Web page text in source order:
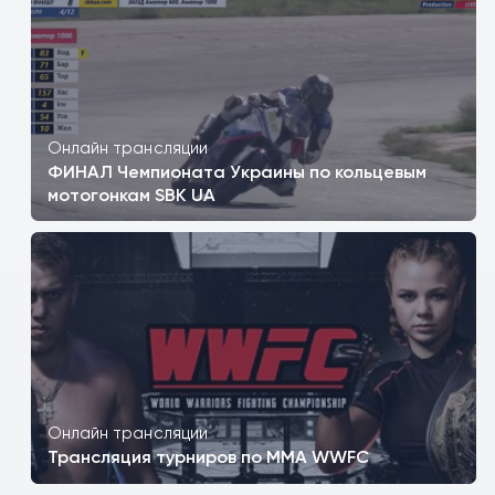
Онлайн трансляции
ФИНАЛ Чемпионата Украины по кольцевым
мотогонкам SBK UA
Онлайн трансляции
Трансляция турниров по ММА WWFC